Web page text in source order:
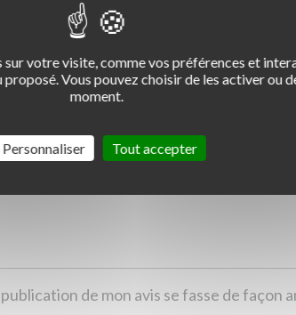
2 3 4
de mon avis se fasse de façon
votre visite, comme vos préférences et
Vous pouvez choisir de les activer ou
moment.
Tout accepter
Personnaliser